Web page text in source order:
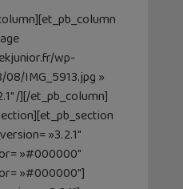
wp-
IMG_5913.jpg »
/][/et_pb_column]
»3.2.1″
»#000000″
»#000000″]